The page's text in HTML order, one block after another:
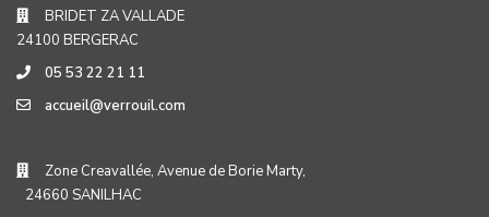
BRIDET ZA VALLADE
24100 BERGERAC
05 53 22 21 11
accueil@verrouil.com
Zone Creavallée, Avenue de Borie Marty,
24660 SANILHAC